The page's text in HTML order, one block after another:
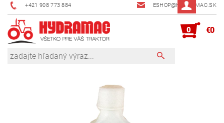
+421 908 773 884 ESHOP@HYDRAMAC.SK
0 €0